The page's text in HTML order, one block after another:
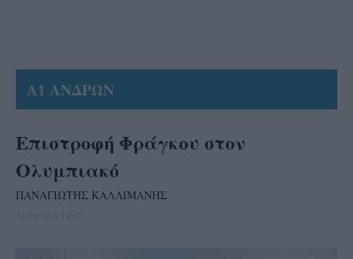
Α1 ΑΝΔΡΩΝ
Επιστροφή Φράγκου στον
Ολυμπιακό
ΠΑΝΑΓΙΩΤΗΣ ΚΑΛΛΙΜΑΝΗΣ